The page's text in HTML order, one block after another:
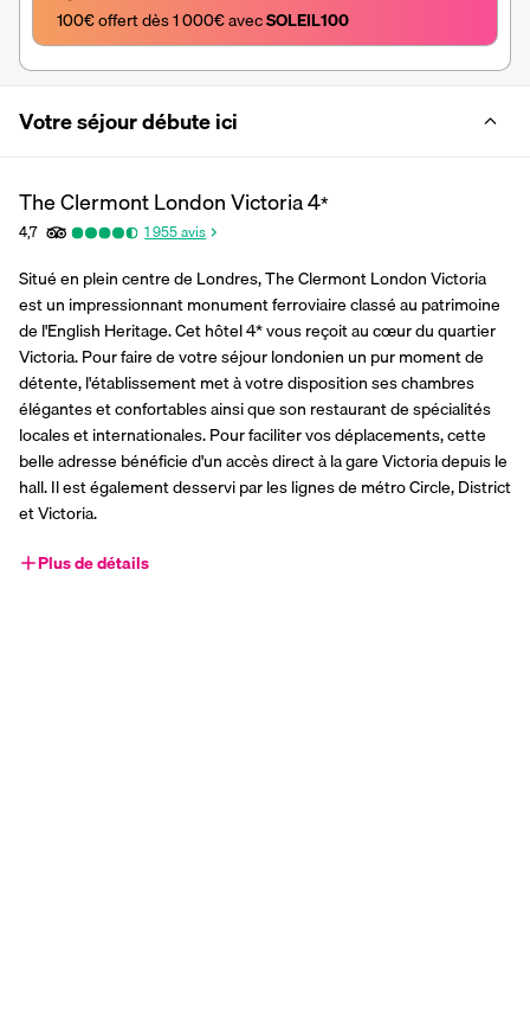
100€ offert dès 1 000€ avec SOLEIL100
Votre séjour débute ici
The Clermont London Victoria4*
4,7 1 955avis
Situé en plein centre de Londres, The Clermont London Victoria
est un impressionnant monument ferroviaire classé au patrimoine
de l'English Heritage. Cet hôtel 4* vous reçoit au cœur du quartier
Victoria. Pour faire de votre séjour londonien un pur moment de
détente, l'établissement met à votre disposition ses chambres
élégantes et confortables ainsi que son restaurant de spécialités
locales et internationales. Pour faciliter vos déplacements, cette
belle adresse bénéficie d'un accès direct à la gare Victoria depuis le
hall. Il est également desservi par les lignes de métro Circle, District
et Victoria.
Plus de détails